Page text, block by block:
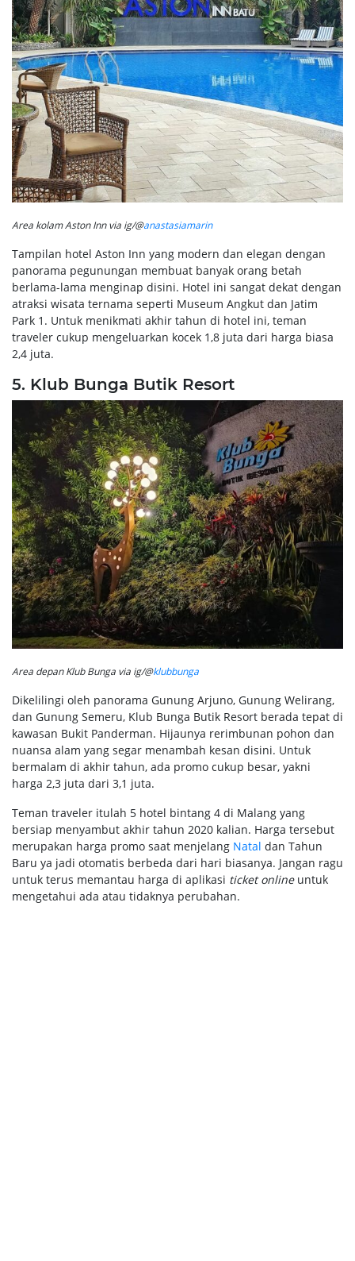
Area kolam Aston Inn via ig/@anastasiamarin
Tampilan hotel Aston Inn yang modern dan elegan dengan
panorama pegunungan membuat banyak orang betah
berlama-lama menginap disini. Hotel ini sangat dekat dengan
atraksi wisata ternama seperti Museum Angkut dan Jatim
Park 1. Untuk menikmati akhir tahun di hotel ini, teman
traveler cukup mengeluarkan kocek 1,8 juta dari harga biasa
2,4 juta.
5. Klub Bunga Butik Resort
Area depan Klub Bunga via ig/@klubbunga
Dikelilingi oleh panorama Gunung Arjuno, Gunung Welirang,
dan Gunung Semeru, Klub Bunga Butik Resort berada tepat di
kawasan Bukit Panderman. Hijaunya rerimbunan pohon dan
nuansa alam yang segar menambah kesan disini. Untuk
bermalam di akhir tahun, ada promo cukup besar, yakni
harga 2,3 juta dari 3,1 juta.
Teman traveler itulah 5 hotel bintang 4 di Malang yang
bersiap menyambut akhir tahun 2020 kalian. Harga tersebut
merupakan harga promo saat menjelang Natal dan Tahun
Baru ya jadi otomatis berbeda dari hari biasanya. Jangan ragu
untuk terus memantau harga di aplikasi ticket online untuk
mengetahui ada atau tidaknya perubahan.